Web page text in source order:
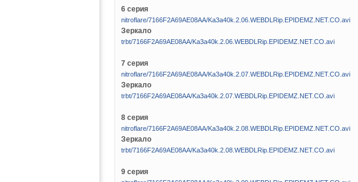
6 серия
nitroflare/7166F2A69AE08AA/Ka3a40k.2.06.WEBDLRip.EPIDEMZ.NET.CO.avi
Зеркало
trbt/7166F2A69AE08AA/Ka3a40k.2.06.WEBDLRip.EPIDEMZ.NET.CO.avi
7 серия
nitroflare/7166F2A69AE08AA/Ka3a40k.2.07.WEBDLRip.EPIDEMZ.NET.CO.avi
Зеркало
trbt/7166F2A69AE08AA/Ka3a40k.2.07.WEBDLRip.EPIDEMZ.NET.CO.avi
8 серия
nitroflare/7166F2A69AE08AA/Ka3a40k.2.08.WEBDLRip.EPIDEMZ.NET.CO.avi
Зеркало
trbt/7166F2A69AE08AA/Ka3a40k.2.08.WEBDLRip.EPIDEMZ.NET.CO.avi
9 серия